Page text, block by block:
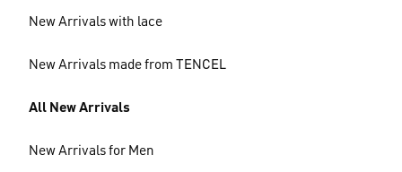
New Arrivals with lace
New Arrivals made from TENCEL
All New Arrivals
New Arrivals for Men